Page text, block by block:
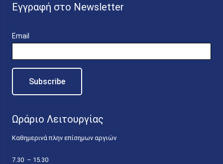
Εγγραφή στο Newsletter
Email
Ωράριο Λειτουργίας
Καθημερινά πλην επίσημων αργιών
7.30 – 15.30